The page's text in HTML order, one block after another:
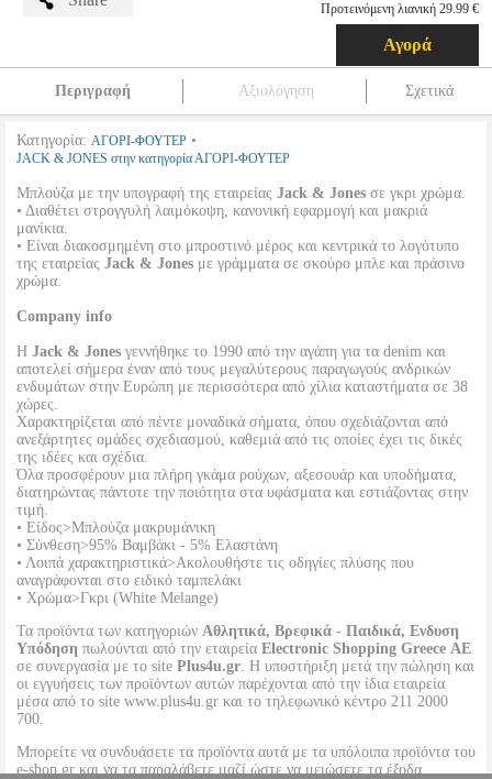
Προτεινόμενη λιανική 29.99 €
Αγορά
Περιγραφή Αξιολόγηση Σχετικά
Κατηγορία: ΑΓΟΡΙ-ΦΟΥΤΕΡ •
JACK & JONES στην κατηγορία ΑΓΟΡΙ-ΦΟΥΤΕΡ
Μπλούζα με την υπογραφή της εταιρείας Jack & Jones σε γκρι χρώμα.
• Διαθέτει στρογγυλή λαιμόκοψη, κανονική εφαρμογή και μακριά
μανίκια.
• Είναι διακοσμημένη στο μπροστινό μέρος και κεντρικά το λογότυπο
της εταιρείας Jack & Jones με γράμματα σε σκούρο μπλε και πράσινο
χρώμα.
Company info
Η Jack & Jones γεννήθηκε το 1990 από την αγάπη για τα denim και
αποτελεί σήμερα έναν από τους μεγαλύτερους παραγωγούς ανδρικών
ενδυμάτων στην Ευρώπη με περισσότερα από χίλια καταστήματα σε 38
χώρες.
Χαρακτηρίζεται από πέντε μοναδικά σήματα, όπου σχεδιάζονται από
ανεξάρτητες ομάδες σχεδιασμού, καθεμιά από τις οποίες έχει τις δικές
της ιδέες και σχέδια.
Όλα προσφέρουν μια πλήρη γκάμα ρούχων, αξεσουάρ και υποδήματα,
διατηρώντας πάντοτε την ποιότητα στα υφάσματα και εστιάζοντας στην
τιμή.
• Είδος>Μπλούζα μακρυμάνικη
• Σύνθεση>95% Βαμβάκι - 5% Ελαστάνη
• Λοιπά χαρακτηριστικά>Ακολουθήστε τις οδηγίες πλύσης που
αναγράφονται στο ειδικό ταμπελάκι
• Χρώμα>Γκρι (White Melange)
Τα προϊόντα των κατηγοριών Αθλητικά, Βρεφικά - Παιδικά, Ενδυση
Υπόδηση πωλούνται από την εταιρεία Electronic Shopping Greece ΑΕ
σε συνεργασία με το site Plus4u.gr. Η υποστήριξη μετά την πώληση και
οι εγγυήσεις των προϊόντων αυτών παρέχονται από την ίδια εταιρεία
μέσα από το site www.plus4u.gr και το τηλεφωνικό κέντρο 211 2000
700.
Μπορείτε να συνδυάσετε τα προϊόντα αυτά με τα υπόλοιπα προϊόντα του
e-shop.gr και να τα παραλάβετε μαζί ώστε να μειώσετε τα έξοδα